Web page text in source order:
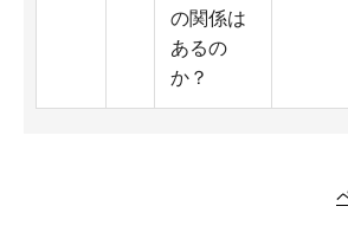
の関係は
あるの
か？